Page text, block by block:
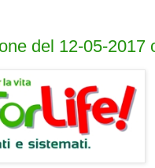
del 12-05-2017